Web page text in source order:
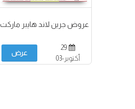
عروض جرين لاند هايبر ماركت
29
أكتوبر-03
عرض